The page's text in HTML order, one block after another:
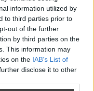
information utilized by
to third parties prior to
out of the further
by third parties on the
This information may
on the IAB’s List of
disclose it to other
Odmawiajcie
? No to trzeba
!